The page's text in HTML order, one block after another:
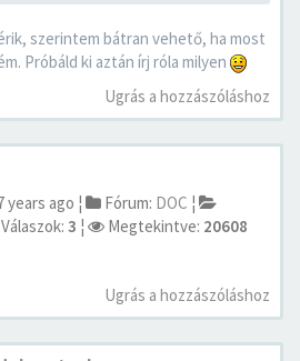
szerintem bátran vehető, ha most
Próbáld ki aztán írj róla milyen
Ugrás a hozzászóláshoz
years ago ¦ Fórum: DOC ¦
Válaszok: 3 ¦ Megtekintve: 20608
Ugrás a hozzászóláshoz